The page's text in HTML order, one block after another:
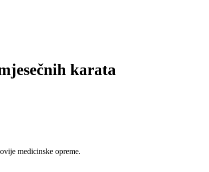
karata
medicinske opreme.